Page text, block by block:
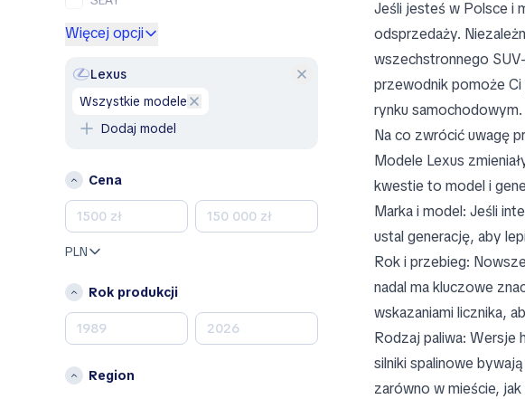
Skoda
Volvo
Alfa Romeo
Bentley
BMW
BYD
Chevrolet
Chrysler
Citroen
D
Więcej opcji
Lexus
wszystkie modele
Dodaj model
Cena
PLN
Rok produkcji
Region
Jeśli jesteś w Polsce i
odsprzedaży.
wszechstronnego
przewodnik pomoże
rynku samochodowym.
Na co zwrócić uwagę
Modele Lexus
kwestie to model i
Marka i model: Jeśli
ustal generację, aby
Rok i przebieg:
nadal ma kluczowe
wskazaniami licznika,
Rodzaj paliwa: Wersje
silniki spalinowe
zarówno w mieście, jak